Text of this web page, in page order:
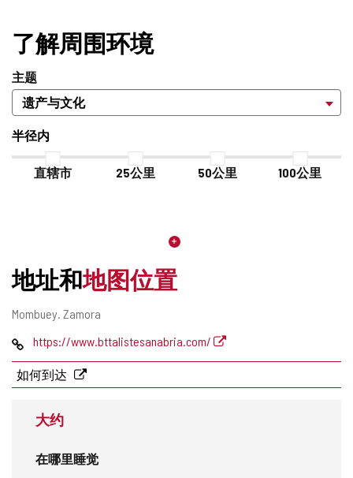
了解周围环境
主题
半径内
直辖市 25公里 50公里 100公里
地址和地图位置
邮
地
址
Mombuey. Zamora
网
https://www.bttalistesanabria.com/
如何到达
大约
在哪里睡觉